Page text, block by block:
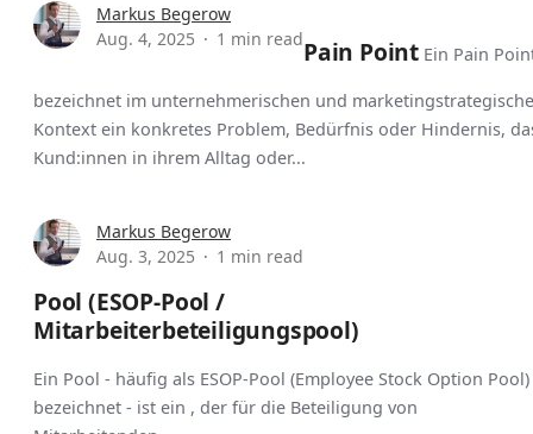
Markus Begerow
Aug. 4, 2025
1 min readPain Point Ein Pain
bezeichnet im unternehmerischen und
Kontext ein konkretes Problem, Bedürfnis oder Hindernis,
Kund:innen in ihrem Alltag oder...
Markus Begerow
Aug. 3, 2025
1 min read
Pool (ESOP-Pool /
Mitarbeiterbeteiligungspool)
Ein Pool - häufig als ESOP-Pool (Employee Stock Option Pool)
bezeichnet - ist ein , der für die Beteiligung von